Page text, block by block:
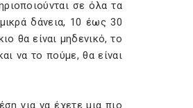
σε όλα τα
δάνεια, 10 έως 30
θα είναι μηδενικό, το
να το πούμε, θα είναι
για να έχετε μια πιο